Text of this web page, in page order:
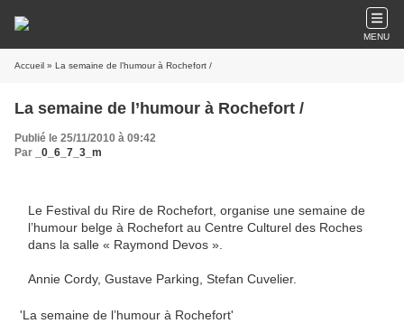
MENU
Accueil » La semaine de l’humour à Rochefort /
La semaine de l’humour à Rochefort /
Publié le 25/11/2010 à 09:42
Par
_0_6_7_3_m
Le Festival du Rire de Rochefort, organise une semaine de
l’humour belge à Rochefort au Centre Culturel des Roches
dans la salle « Raymond Devos ».
Annie Cordy, Gustave Parking, Stefan Cuvelier.
'La semaine de l’humour à Rochefort'